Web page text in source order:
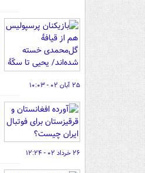
۲۵ آبان ۰۲ - ۱۰:۰۳
۲۶ خرداد ۰۲ - ۱۲:۲۴